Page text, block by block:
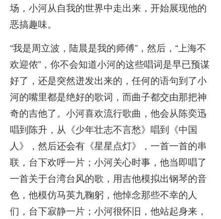
场，小河从自我的世界中走出来，开始展现他的
恶搞趣味。
“我是周立波，陆晨是我的师傅”，然后，“上海不
欢迎侬”，你不会知道小河的这些唱词是早已预谋
好了，还是突然迸发出来的，任何的语句到了小
河的嘴里都是绝好的歌词，而曲子都交由那把神
奇的吉他了。小河喜欢流行歌曲，他会从陈奕迅
唱到陈升，从《少年壮志不言愁》唱到《中国
人》，然后还会有《星星点灯》，一首一首的串
联，台下欢呼一片；小河关心时事，他当即唱了
一首关于台湾台风的歌，用吉他模拟出钢琴的音
色，他模仿马英九鞠躬，他悼念那些不幸的人
们，台下寂静一片；小河很怀旧，他站起身来，